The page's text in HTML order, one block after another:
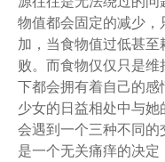
物值都会固定的减少
加，当食物值过低甚
败。而食物仅仅只是
下都会拥有着自己的
少女的日益相处中与
会遇到一个三种不同
是一个无关痛痒的决